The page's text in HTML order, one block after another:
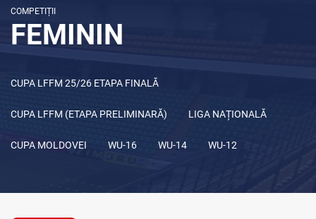
COMPETIȚII
FEMININ
CUPA LFFM 25/26 ETAPA FINALĂ
CUPA LFFM (ETAPA PRELIMINARĂ) LIGA NAȚIONALĂ
CUPA MOLDOVEI WU-16 WU-14 WU-12